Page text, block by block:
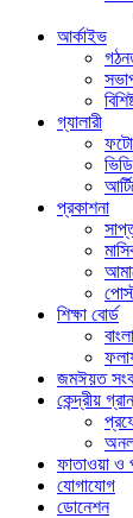
আর্কাইভ
গ্যালারী
ফটো
প্রকাশনা
শিক্ষা বোর্ড
জমঈয়ত
কেন্দ্রীয়
ফাতাওয়া
যোগাযোগ
ডোনেশন